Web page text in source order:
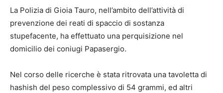
La Polizia di Gioia Tauro, nell’ambito dell’attività di
prevenzione dei reati di spaccio di sostanza
stupefacente, ha effettuato una perquisizione nel
domicilio dei coniugi Papasergio.
Nel corso delle ricerche è stata ritrovata una tavoletta di
hashish del peso complessivo di 54 grammi, ed altri